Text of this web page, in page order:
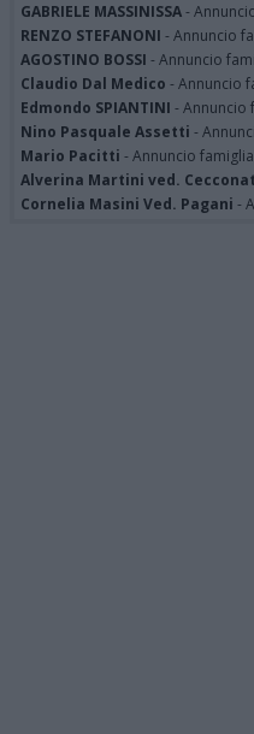
GABRIELE MASSINISSA-
RENZO STEFANONI - Annuncio
AGOSTINO BOSSI - Annuncio
Claudio Dal Medico - Annuncio
Edmondo SPIANTINI - Annuncio
Nino Pasquale Assetti -
Mario Pacitti - Annuncio famiglia
Alverina Martini ved.
Cornelia Masini Ved. Pagani -